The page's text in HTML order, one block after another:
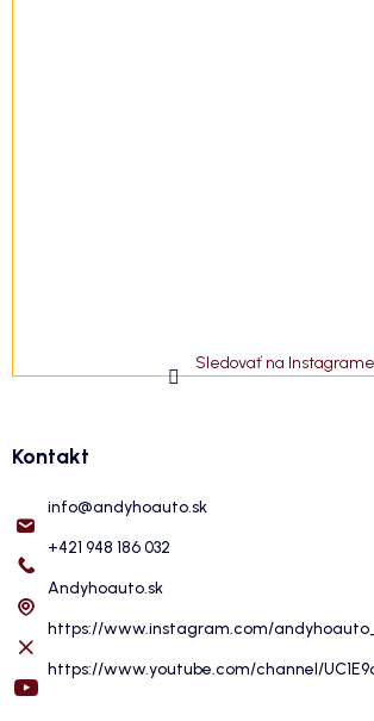
Sledovať na Instagrame
Kontakt
info@andyhoauto.sk
+421 948 186 032
Andyhoauto.sk
https://www.instagram.com/
https://www.youtube.com/channel/